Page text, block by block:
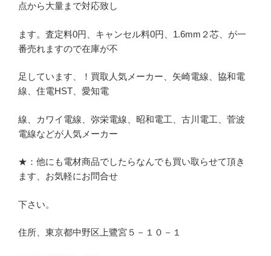
点から大量まで対応致し
ます。査定料0円、キャンセル料0円、1.6mm２芯、が一
番売れますので在庫が不
足しています、！買取人気メーカー、矢崎電線、協和電
線、住電HST、愛知電
線、カワイ電線、弥栄電線、昭和電工、古川電工、菅波
電線などが人気メーカー
★：他にも電材商品でしたらなんでも買い取らせて頂き
ます、お気軽にお問合せ
下さい。
住所、東京都中野区上鷺宮５－１０－１